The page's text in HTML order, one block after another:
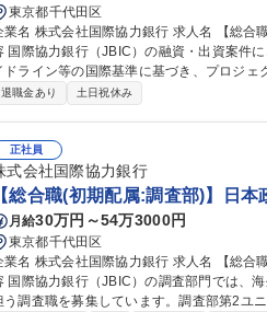
東京都千代田区
株式会社国際協力銀行 求人名 【総合職（初期配属：環境審査室）】日本政府100%出資金融機関 仕事の内
国際協力銀行（JBIC）の融資・出資案件
ドライン等の国際基準に基づき、プロジェ
下の業務を担当します。 ・個別プロジェク
初期配属：環境審査室）】日本政府100%出
退職金あり 土日祝休み
正社員
式会社国際協力銀行
【総合職(初期配属:調査部)】日
月給30万円～54万3000円
東京都千代田区
株式会社国際協力銀行 求人名 【総合職(初期配属：調査部)】日本政府100%出資の政策金融機関 仕事の内
国際協力銀行（JBIC）の調査部門では、
う調査職を募集しています。調査部第2ユニ